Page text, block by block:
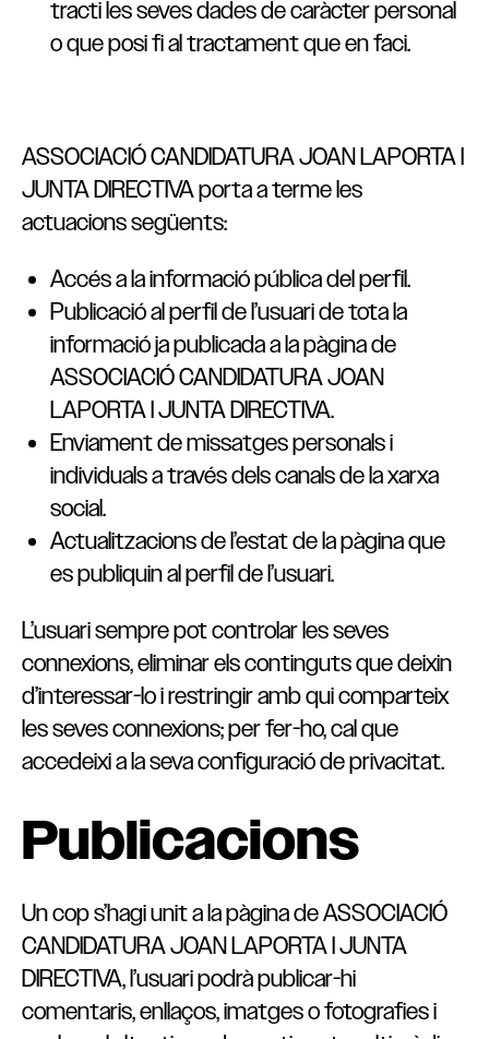
tracti les seves dades de caràcter personal
o que posi fi al tractament que en faci.
ASSOCIACIÓ CANDIDATURA JOAN LAPORTA I
JUNTA DIRECTIVA porta a terme les
actuacions següents:
Accés a la informació pública del perfil.
Publicació al perfil de l’usuari de tota la
informació ja publicada a la pàgina de
ASSOCIACIÓ CANDIDATURA JOAN
LAPORTA I JUNTA DIRECTIVA.
Enviament de missatges personals i
individuals a través dels canals de la xarxa
social.
Actualitzacions de l’estat de la pàgina que
es publiquin al perfil de l’usuari.
L’usuari sempre pot controlar les seves
connexions, eliminar els continguts que deixin
d’interessar-lo i restringir amb qui comparteix
les seves connexions; per fer-ho, cal que
accedeixi a la seva configuració de privacitat.
Publicacions
Un cop s’hagi unit a la pàgina de ASSOCIACIÓ
CANDIDATURA JOAN LAPORTA I JUNTA
DIRECTIVA, l’usuari podrà publicar-hi
comentaris, enllaços, imatges o fotografies i